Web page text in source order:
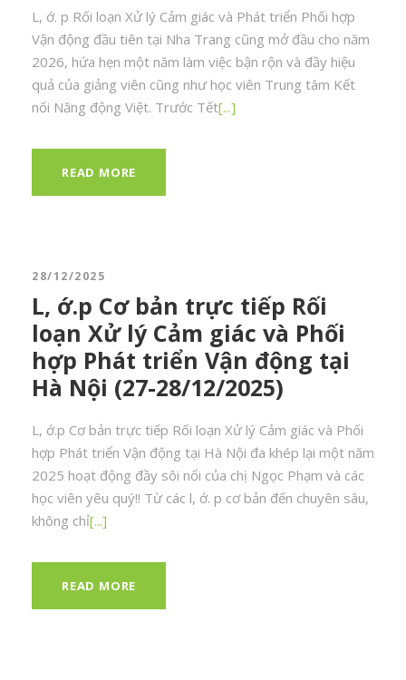
L, ớ. p Rối loạn Xử lý Cảm giác và Phát triển Phối hợp
Vận động đầu tiên tại Nha Trang cũng mở đầu cho năm
2026, hứa hẹn một năm làm việc bận rộn và đầy hiệu
quả của giảng viên cũng như học viên Trung tâm Kết
nối Năng động Việt. Trước Tết[...]
READ MORE
28/12/2025
L, ớ.p Cơ bản trực tiếp Rối
loạn Xử lý Cảm giác và Phối
hợp Phát triển Vận động tại
Hà Nội (27-28/12/2025)
L, ớ.p Cơ bản trực tiếp Rối loạn Xử lý Cảm giác và Phối
hợp Phát triển Vận động tại Hà Nội đa khép lại một năm
2025 hoạt động đầy sôi nổi của chị Ngọc Phạm và các
học viên yêu quý!! Từ các l, ớ. p cơ bản đến chuyên sâu,
không chỉ[...]
READ MORE